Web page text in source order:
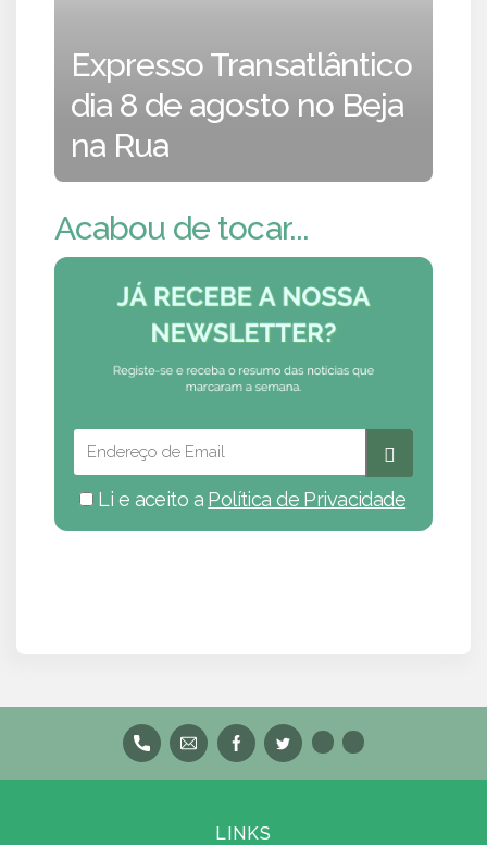
Expresso Transatlântico
dia 8 de agosto no Beja
na Rua
Acabou de tocar...
Li e aceito a Política de Privacidade
LINKS